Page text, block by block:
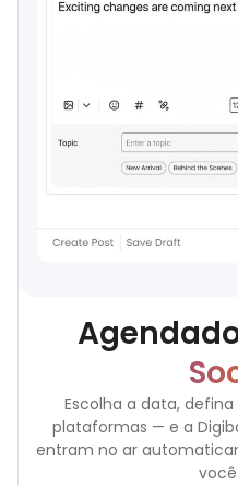
Escolha a data,
plataformas — e a
entram no ar